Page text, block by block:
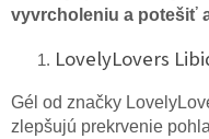
vyvrcholeniu a potešiť
LovelyLovers
Gél od značky
zlepšujú prekrvenie